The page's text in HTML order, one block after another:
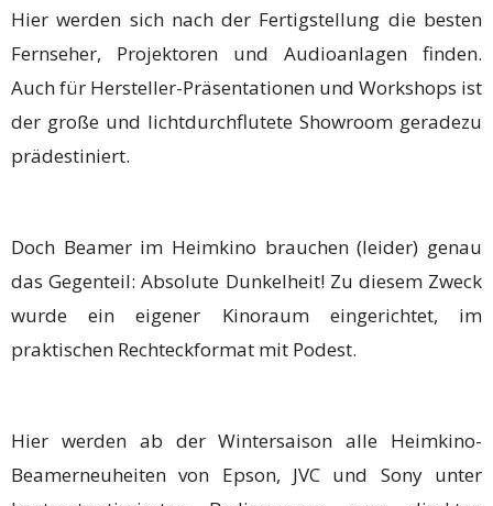
Hier werden sich nach der Fertigstellung die besten
Fernseher, Projektoren und Audioanlagen finden.
Auch für Hersteller-Präsentationen und Workshops ist
der große und lichtdurchflutete Showroom geradezu
prädestiniert.
Doch Beamer im Heimkino brauchen (leider) genau
das Gegenteil: Absolute Dunkelheit! Zu diesem Zweck
wurde ein eigener Kinoraum eingerichtet, im
praktischen Rechteckformat mit Podest.
Hier werden ab der Wintersaison alle Heimkino-
Beamerneuheiten von Epson, JVC und Sony unter